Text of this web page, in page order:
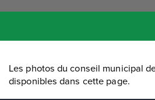
Les photos du conseil municipal
disponibles dans cette page.